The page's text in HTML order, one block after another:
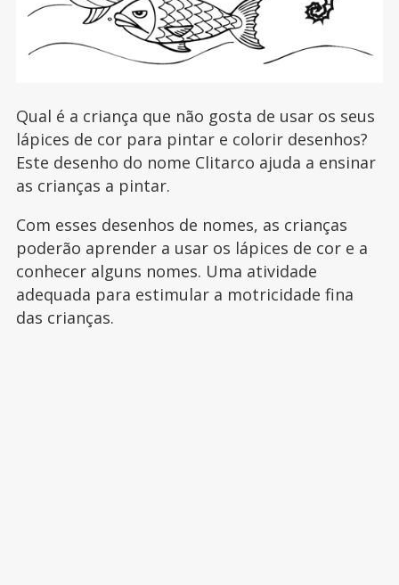
Qual é a criança que não gosta de usar os seus
lápices de cor para pintar e colorir desenhos?
Este desenho do nome Clitarco ajuda a ensinar
as crianças a pintar.
Com esses desenhos de nomes, as crianças
poderão aprender a usar os lápices de cor e a
conhecer alguns nomes. Uma atividade
adequada para estimular a motricidade fina
das crianças.